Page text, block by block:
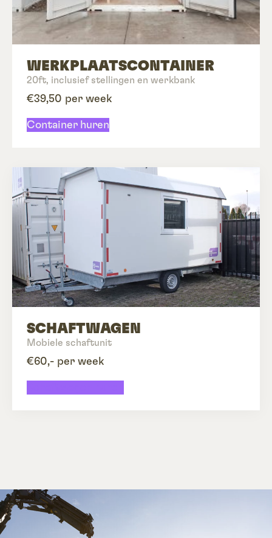
WERKPLAATS­CONTAINER
20ft, inclusief stellingen en werkbank
€39,50 per week
Container huren
SCHAFTWAGEN
Mobiele schaftunit
€60,- per week